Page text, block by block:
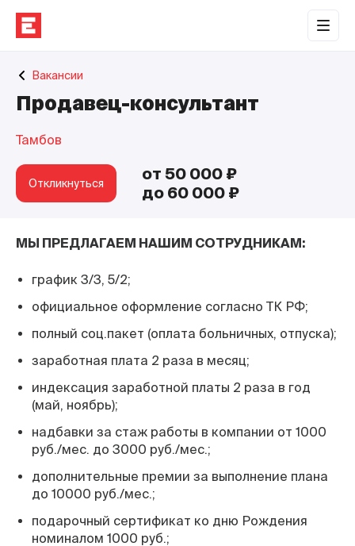
Торговые центры
Сотрудничество
О нас
Наши проекты
Вакансии
Продавец-консультант
Тамбов
Откликнуться
от 50 000 ₽
до 60 000 ₽
МЫ ПРЕДЛАГАЕМ НАШИМ СОТРУДНИКАМ:
график 3/3, 5/2;
официальное оформление согласно ТК РФ;
полный соц.пакет (оплата больничных, отпуска);
заработная плата 2 раза в месяц;
индексация заработной платы 2 раза в год
(май, ноябрь);
надбавки за стаж работы в компании от 1000
руб./мес. до 3000 руб./мес.;
дополнительные премии за выполнение плана
до 10000 руб./мес.;
подарочный сертификат ко дню Рождения
номиналом 1000 руб.;